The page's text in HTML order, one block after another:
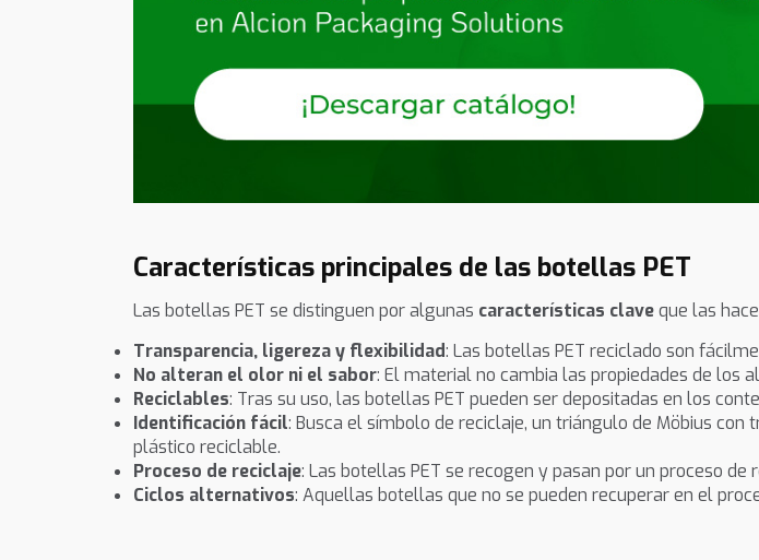
Características principales de las botellas PET
Las botellas PET se distinguen por algunas características claveque las
Transparencia, ligereza y flexibilidad: Las botellas PET reciclado son
No alteran el olor ni el sabor: El material no cambia las propiedades de los
Reciclables: Tras su uso, las botellas PET pueden ser depositadas en los
Identificación fácil: Busca el símbolo de reciclaje, un triángulo de Möbius
plástico reciclable.
Proceso de reciclaje: Las botellas PET se recogen y pasan por un proceso
Ciclos alternativos: Aquellas botellas que no se pueden recuperar en el